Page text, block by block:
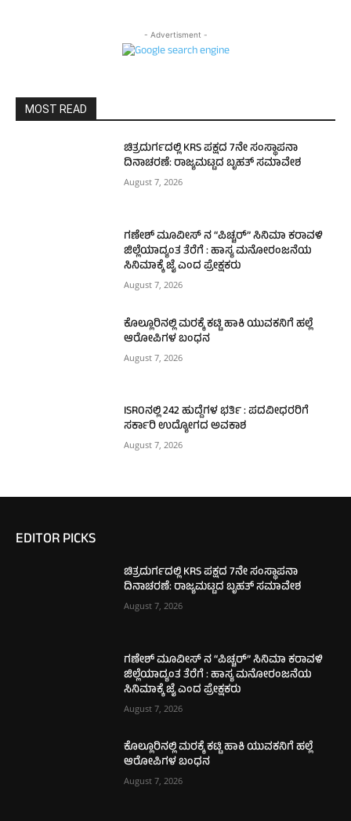
- Advertisment -
MOST READ
ಚಿತ್ರದುರ್ಗದಲ್ಲಿ KRS ಪಕ್ಷದ 7ನೇ ಸಂಸ್ಥಾಪನಾ
ದಿನಾಚರಣೆ: ರಾಜ್ಯಮಟ್ಟದ ಬೃಹತ್ ಸಮಾವೇಶ
August 7, 2026
ಗಣೇಶ್ ಮೂವೀಸ್ ನ “ಪಿಚ್ಚರ್” ಸಿನಿಮಾ ಕರಾವಳಿ
ಜಿಲ್ಲೆಯಾದ್ಯಂತ ತೆರೆಗೆ : ಹಾಸ್ಯ ಮನೋರಂಜನೆಯ
ಸಿನಿಮಾಕ್ಕೆ ಜೈ ಎಂದ ಪ್ರೇಕ್ಷಕರು
August 7, 2026
ಕೊಲ್ಲೂರಿನಲ್ಲಿ ಮರಕ್ಕೆ ಕಟ್ಟಿ ಹಾಕಿ ಯುವಕನಿಗೆ ಹಲ್ಲೆ
ಆರೋಪಿಗಳ ಬಂಧನ
August 7, 2026
ISROನಲ್ಲಿ 242 ಹುದ್ದೆಗಳ ಭರ್ತಿ : ಪದವೀಧರರಿಗೆ
ಸರ್ಕಾರಿ ಉದ್ಯೋಗದ ಅವಕಾಶ
August 7, 2026
EDITOR PICKS
ಚಿತ್ರದುರ್ಗದಲ್ಲಿ KRS ಪಕ್ಷದ 7ನೇ ಸಂಸ್ಥಾಪನಾ
ದಿನಾಚರಣೆ: ರಾಜ್ಯಮಟ್ಟದ ಬೃಹತ್ ಸಮಾವೇಶ
August 7, 2026
ಗಣೇಶ್ ಮೂವೀಸ್ ನ “ಪಿಚ್ಚರ್” ಸಿನಿಮಾ ಕರಾವಳಿ
ಜಿಲ್ಲೆಯಾದ್ಯಂತ ತೆರೆಗೆ : ಹಾಸ್ಯ ಮನೋರಂಜನೆಯ
ಸಿನಿಮಾಕ್ಕೆ ಜೈ ಎಂದ ಪ್ರೇಕ್ಷಕರು
August 7, 2026
ಕೊಲ್ಲೂರಿನಲ್ಲಿ ಮರಕ್ಕೆ ಕಟ್ಟಿ ಹಾಕಿ ಯುವಕನಿಗೆ ಹಲ್ಲೆ
ಆರೋಪಿಗಳ ಬಂಧನ
August 7, 2026